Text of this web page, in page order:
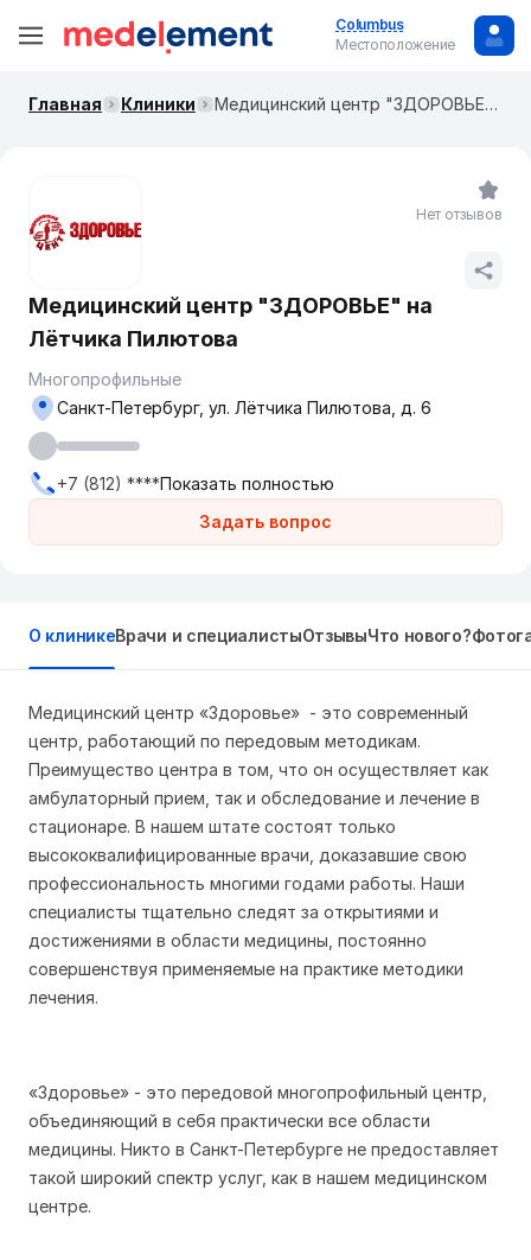
Columbus
Местоположение
Главная Клиники Медицинский центр "ЗДОРОВЬЕ" на Лётчика Пилютова
Медицинский центр "ЗДОРОВЬЕ" на
Лётчика Пилютова
Многопрофильные
Задать вопрос
Санкт-Петербург, ул. Лётчика Пилютова, д. 6
+7 (812) ****Показать полностью
Нет отзывов
О клиникеВрачи и специалистыОтзывыЧто нового?
Медицинский центр «Здоровье» - это современный
центр, работающий по передовым методикам.
Преимущество центра в том, что он осуществляет как
амбулаторный прием, так и обследование и лечение в
стационаре. В нашем штате состоят только
высококвалифицированные врачи, доказавшие свою
профессиональность многими годами работы. Наши
специалисты тщательно следят за открытиями и
достижениями в области медицины, постоянно
совершенствуя применяемые на практике методики
лечения.
«Здоровье» - это передовой многопрофильный центр,
объединяющий в себя практически все области
медицины. Никто в Санкт-Петербурге не предоставляет
такой широкий спектр услуг, как в нашем медицинском
центре.